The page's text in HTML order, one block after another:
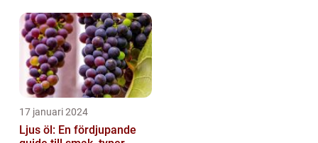
17 januari 2024
Ljus öl: En fördjupande